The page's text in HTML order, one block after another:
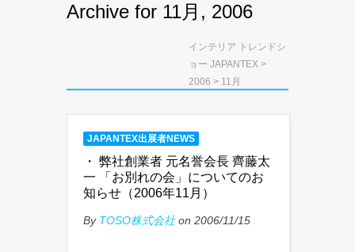
Archive for 11月, 2006
インテリア トレンドシ
ョー JAPANTEX >
2006 > 11月
JAPANTEX出展者NEWS
・ 弊社創業者 元名誉会長 齊藤太
一 「お別れの会」についてのお
知らせ（2006年11月）
By TOSO株式会社on 2006/11/15